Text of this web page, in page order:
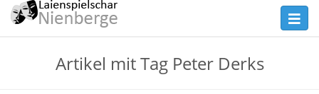
Skip
to
Theater
Nienberge
Artikel mit Tag Peter Derks